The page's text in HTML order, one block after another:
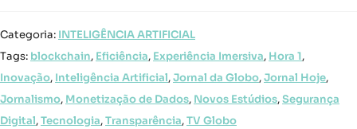
Categoria: INTELIGÊNCIA ARTIFICIAL
Tags: blockchain, Eficiência, Experiência Imersiva, Hora 1,
Inovação, Inteligência Artificial,Jornal da Globo,Jornal Hoje,
Jornalismo, Monetização de Dados, Novos Estúdios,Segurança
Digital,Tecnologia,Transparência,TV Globo